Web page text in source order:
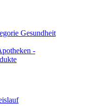
Gesundheit